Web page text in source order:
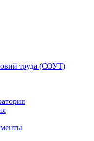
труда (СОУТ)